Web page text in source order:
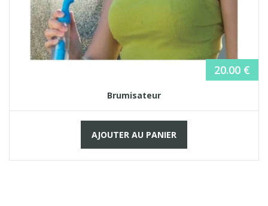
20.00 €
Brumisateur
AJOUTER AU PANIER